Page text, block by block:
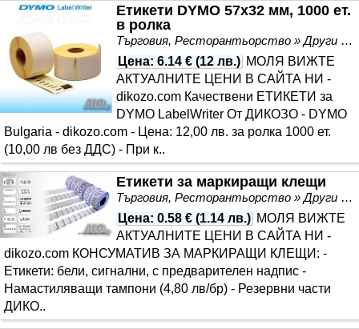
Етикети DYMO 57х32 мм, 1000 ет.
в ролка
Търговия, Ресторантьорство » Други
Цена: 6.14 € (12 лв.) МОЛЯ ВИЖТЕ
АКТУАЛНИТЕ ЦЕНИ В САЙТА НИ -
dikozo.com Качествени ЕТИКЕТИ за
DYMO LabelWriter От ДИКОЗО - DYMO
Bulgaria - dikozo.com - Цена: 12,00 лв. за ролка 1000 ет.
(10,00 лв без ДДС) - При к..
Етикети за маркиращи клещи
Търговия, Ресторантьорство » Други
Цена: 0.58 € (1.14 лв.) МОЛЯ ВИЖТЕ
АКТУАЛНИТЕ ЦЕНИ В САЙТА НИ -
dikozo.com КОНСУМАТИВ ЗА МАРКИРАЩИ КЛЕЩИ: -
Етикети: бели, сигнални, с предварителен надпис -
Намастиляващи тампони (4,80 лв/бр) - Резервни части
ДИКО..